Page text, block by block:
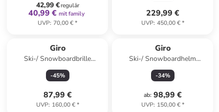
42,99 €regulär
40,99 € mit family
UVP: 70,00 €*
229,99 €
UVP: 450,00 €*
Giro
Ski-/ Snowboardbrille
"Balance II" in Rosa/ Schwarz
-45%
87,99 €
UVP: 160,00 €*
Giro
Ski-/ Snowboardhelm
"Taggert Mips" in Grau
-34%
ab: 98,99 €
UVP: 150,00 €*